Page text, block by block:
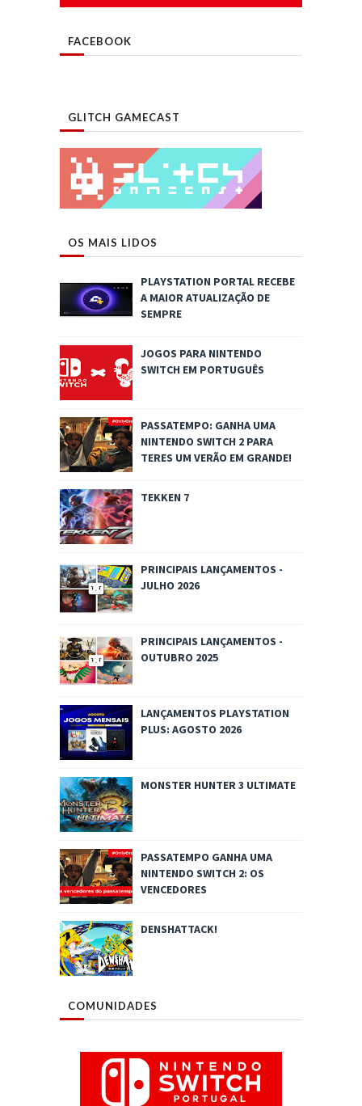
FACEBOOK
GLITCH GAMECAST
OS MAIS LIDOS
PLAYSTATION PORTAL RECEBE
A MAIOR ATUALIZAÇÃO DE
SEMPRE
JOGOS PARA NINTENDO
SWITCH EM PORTUGUÊS
PASSATEMPO: GANHA UMA
NINTENDO SWITCH 2 PARA
TERES UM VERÃO EM GRANDE!
TEKKEN 7
PRINCIPAIS LANÇAMENTOS -
JULHO 2026
PRINCIPAIS LANÇAMENTOS -
OUTUBRO 2025
LANÇAMENTOS PLAYSTATION
PLUS: AGOSTO 2026
MONSTER HUNTER 3 ULTIMATE
PASSATEMPO GANHA UMA
NINTENDO SWITCH 2: OS
VENCEDORES
DENSHATTACK!
COMUNIDADES